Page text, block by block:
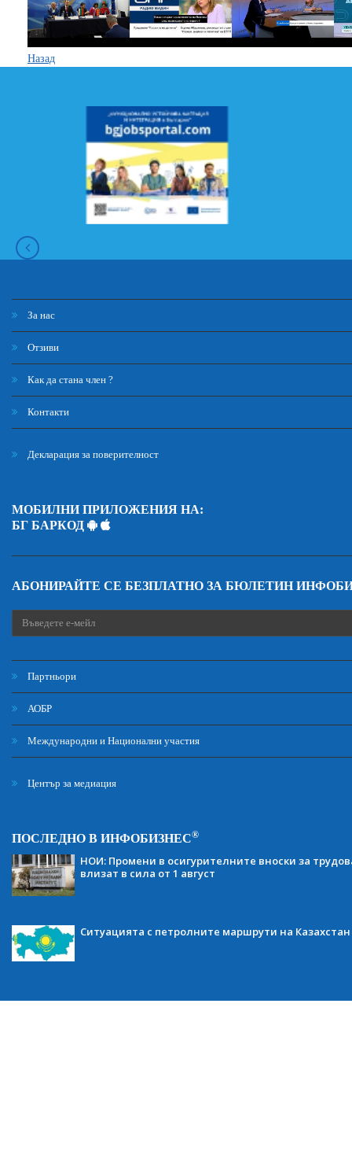
Назад
За нас
Отзиви
Как да стана член ?
Контакти
Декларация за поверителност
МОБИЛНИ ПРИЛОЖЕНИЯ НА:
БГ БАРКОД
АБОНИРАЙТЕ СЕ БЕЗПЛАТНО ЗА БЮЛЕТИН
Партньори
АОБР
Международни и Национални участия
Център за медиация
ПОСЛЕДНО В ИНФОБИЗНЕС®
НОИ: Промени в осигурителните вноски за
влизат в сила от 1 август
Ситуацията с петролните маршрути на Казахстан